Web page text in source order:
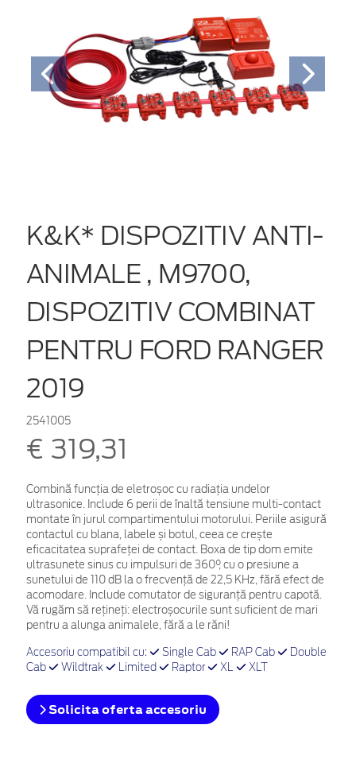
K&K* DISPOZITIV ANTI-
ANIMALE , M9700,
DISPOZITIV COMBINAT
PENTRU FORD RANGER
2019
2541005
€ 319,31
Combină funcția de eletroșoc cu radiația undelor
ultrasonice. Include 6 perii de înaltă tensiune multi-contact
montate în jurul compartimentului motorului. Periile asigură
contactul cu blana, labele și botul, ceea ce crește
eficacitatea suprafeței de contact. Boxa de tip dom emite
ultrasunete sinus cu impulsuri de 360°, cu o presiune a
sunetului de 110 dB la o frecvență de 22,5 KHz, fără efect de
acomodare. Include comutator de siguranță pentru capotă.
Vă rugăm să rețineți: electroșocurile sunt suficient de mari
pentru a alunga animalele, fără a le răni!
Accesoriu compatibil cu: Single Cab RAP Cab
Double
Cab
Wildtrak Limited Raptor XL XLT
Solicita oferta accesoriu